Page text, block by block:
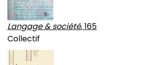
Langage & société, 165
Collectif